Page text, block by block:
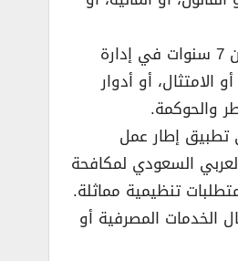
­- خبرة لا تقل عن 7 سنوات في إدارة
الامتثال، أو أدوار
والحوكمة.
إطار عمل
السعودي لمكافحة
تنظيمية مماثلة.
الخدمات المصرفية أو